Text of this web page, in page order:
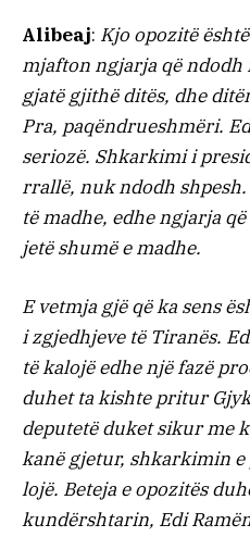
Alibeaj: Kjo opozitë
mjafton ngjarja që ndodh
gjatë gjithë ditës, dhe
Pra, paqëndrueshmëri.
seriozë. Shkarkimi i
rrallë, nuk ndodh
të madhe, edhe ngjarja
jetë shumë e madhe.
E vetmja gjë që ka sens
i zgjedhjeve të Tiranës.
të kalojë edhe një fazë
duhet ta kishte pritur
deputetë duket sikur me
kanë gjetur, shkarkimin
lojë. Beteja e opozitës
kundërshtarin, Edi